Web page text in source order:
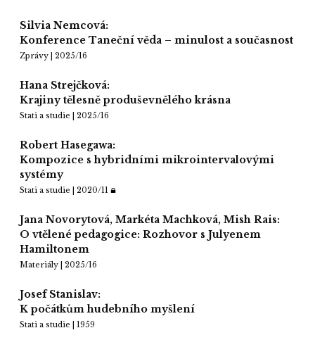
Silvia Nemcová:
Konference Taneční věda – minulost a současnost
Zprávy | 2025/16
Hana Strejčková:
Krajiny tělesně produševnělého krásna
Stati a studie | 2025/16
Robert Hasegawa:
Kompozice s hybridními mikrointervalovými
systémy
Stati a studie | 2020/11
Jana Novorytová, Markéta Machková, Mish Rais:
O vtělené pedagogice: Rozhovor s Julyenem
Hamiltonem
Materiály | 2025/16
Josef Stanislav:
K počátkům hudebního myšlení
Stati a studie | 1959